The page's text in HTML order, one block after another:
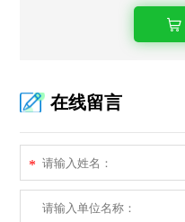
在线留言
*